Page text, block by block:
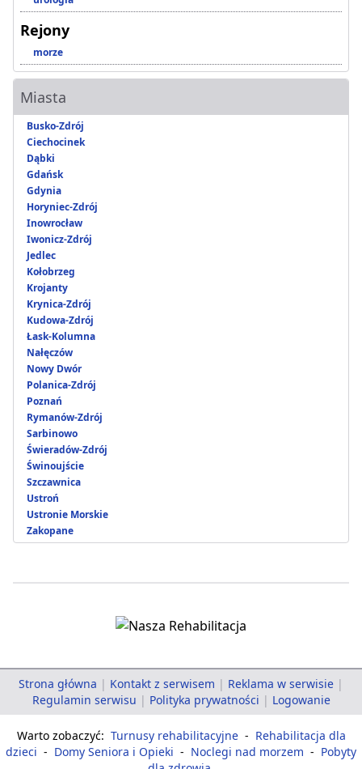
Rejony
morze
Miasta
Busko-Zdrój
Ciechocinek
Dąbki
Gdańsk
Gdynia
Horyniec-Zdrój
Inowrocław
Iwonicz-Zdrój
Jedlec
Kołobrzeg
Krojanty
Krynica-Zdrój
Kudowa-Zdrój
Łask-Kolumna
Nałęczów
Nowy Dwór
Polanica-Zdrój
Poznań
Rymanów-Zdrój
Sarbinowo
Świeradów-Zdrój
Świnoujście
Szczawnica
Ustroń
Ustronie Morskie
Zakopane
Strona główna | Kontakt z serwisem | Reklama w serwisie |
Regulamin serwisu | Polityka prywatności | Logowanie
Warto zobaczyć: Turnusy rehabilitacyjne - Rehabilitacja dla
dzieci - Domy Seniora i Opieki - Noclegi nad morzem - Pobyty